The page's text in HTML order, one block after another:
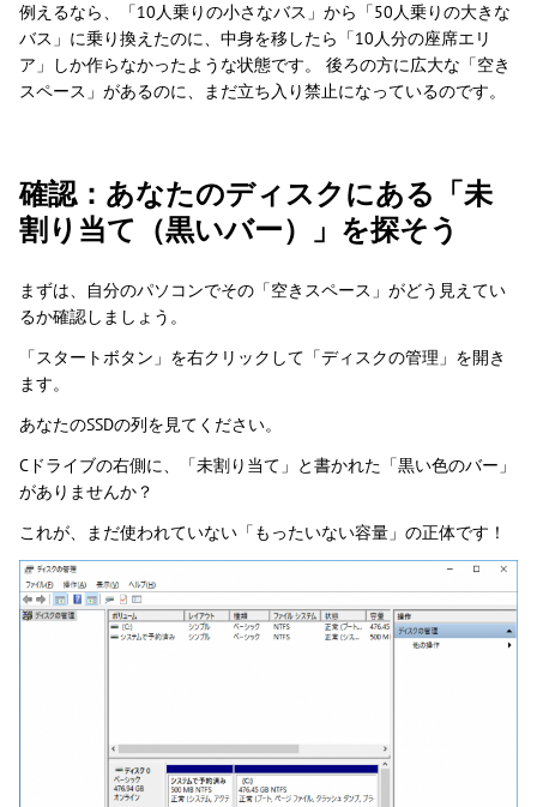
例えるなら、「10人乗りの小さなバス」から「50人乗りの大きな
バス」に乗り換えたのに、中身を移したら「10人分の座席エリ
ア」しか作らなかったような状態です。 後ろの方に広大な「空き
スペース」があるのに、まだ立ち入り禁止になっているのです。
確認：あなたのディスクにある「未
割り当て（黒いバー）」を探そう
まずは、自分のパソコンでその「空きスペース」がどう見えてい
るか確認しましょう。
「スタートボタン」を右クリックして「ディスクの管理」を開き
ます。
あなたのSSDの列を見てください。
Cドライブの右側に、「未割り当て」と書かれた「黒い色のバー」
がありませんか？
これが、まだ使われていない「もったいない容量」の正体です！